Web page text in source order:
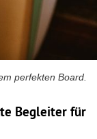
perfekten Board.
Begleiter für